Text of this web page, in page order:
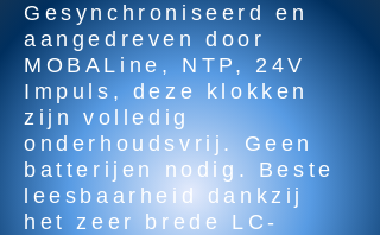
Gesynchroniseerd en
aangedreven door
MOBALine, NTP, 24V
Impuls, deze klokken
zijn volledig
onderhoudsvrij. Geen
batterijen nodig. Beste
leesbaarheid dankzij
het zeer brede LC-